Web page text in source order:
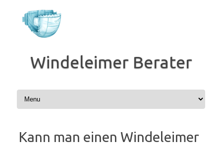
Inhalt
springen
Windeleimer Berater
Kann man einen Windeleimer